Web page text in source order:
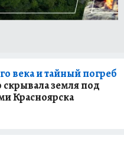
века и тайный погреб
скрывала земля под
Красноярска